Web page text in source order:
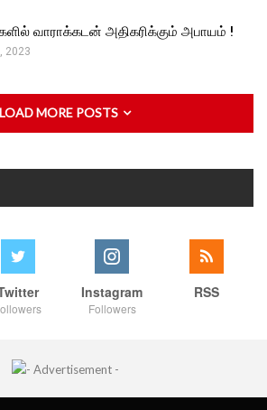
வாராக்கடன் அதிகரிக்கும் அபாயம் !
2023
LOAD MORE POSTS
Instagram
Followers
RSS